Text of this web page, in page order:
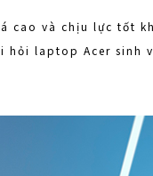
cao và chịu lực tốt
laptop Acer sinh